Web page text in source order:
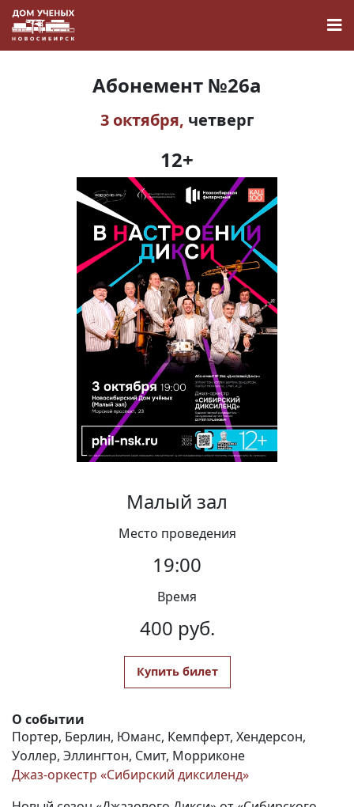
Наука
О Доме учёных
Виртуальный тур
Контакты
Вакансии
Абонемент №26а
3 октября, четверг
12+
Малый зал
Место проведения
19:00
Время
400 руб.
Купить билет
О событии
Портер, Берлин, Юманс, Кемпферт, Хендерсон,
Уоллер, Эллингтон, Смит, Морриконе
Джаз-оркестр «Сибирский диксиленд»